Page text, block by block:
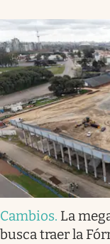
Cambios. La
busca traer la